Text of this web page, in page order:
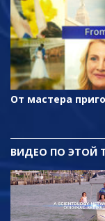
От мастера
ВИДЕО ПО ЭТОЙ